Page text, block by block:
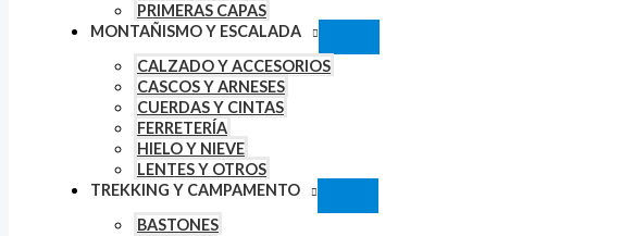
PRIMERAS CAPAS
MONTAÑISMO Y ESCALADA
CALZADO Y ACCESORIOS
CASCOS Y ARNESES
CUERDAS Y CINTAS
FERRETERÍA
HIELO Y NIEVE
LENTES Y OTROS
TREKKING Y CAMPAMENTO
BASTONES